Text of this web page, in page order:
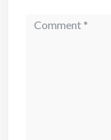
Comment